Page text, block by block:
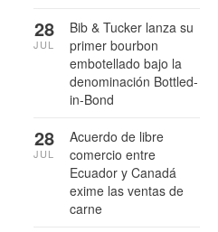
Bib & Tucker lanza su
primer bourbon
embotellado bajo la
denominación Bottled-
in-Bond
28
JUL
Acuerdo de libre
comercio entre
Ecuador y Canadá
exime las ventas de
carne
28
JUL